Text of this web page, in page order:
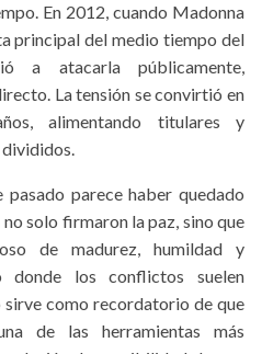
En 2012, cuando Madonna
principal del medio tiempo del
a atacarla públicamente,
La tensión se convirtió en
alimentando titulares y
divididos.
parece haber quedado
solo firmaron la paz, sino que
de madurez, humildad y
donde los conflictos suelen
como recordatorio de que
de las herramientas más